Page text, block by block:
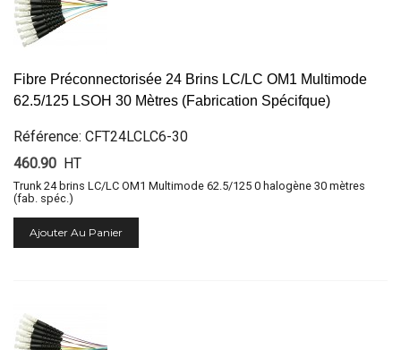
Fibre Préconnectorisée 24 Brins LC/LC OM1 Multimode
62.5/125 LSOH 30 Mètres (Fabrication Spécifque)
Référence: CFT24LCLC6-30
460.90 HT
Trunk 24 brins LC/LC OM1 Multimode 62.5/125 0 halogène 30 mètres
(fab. spéc.)
Ajouter Au Panier